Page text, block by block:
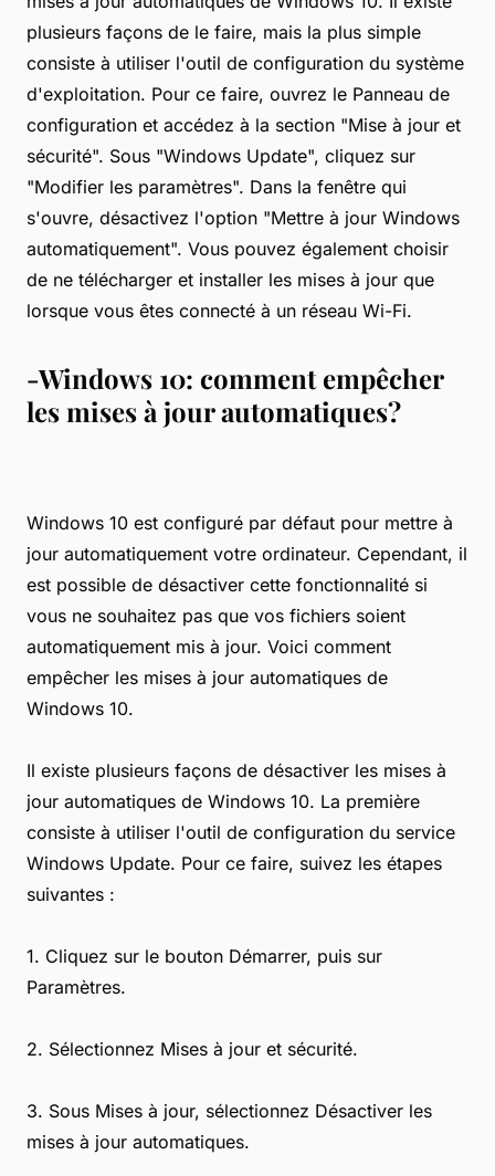
plusieurs façons de le faire, mais la plus simple
consiste à utiliser l'outil de configuration du système
d'exploitation. Pour ce faire, ouvrez le Panneau de
configuration et accédez à la section "Mise à jour et
sécurité". Sous "Windows Update", cliquez sur
"Modifier les paramètres". Dans la fenêtre qui
s'ouvre, désactivez l'option "Mettre à jour Windows
automatiquement". Vous pouvez également choisir
de ne télécharger et installer les mises à jour que
lorsque vous êtes connecté à un réseau Wi-Fi.
-Windows 10: comment empêcher
les mises à jour automatiques?
Windows 10 est configuré par défaut pour mettre à
jour automatiquement votre ordinateur. Cependant, il
est possible de désactiver cette fonctionnalité si
vous ne souhaitez pas que vos fichiers soient
automatiquement mis à jour. Voici comment
empêcher les mises à jour automatiques de
Windows 10.
Il existe plusieurs façons de désactiver les mises à
jour automatiques de Windows 10. La première
consiste à utiliser l'outil de configuration du service
Windows Update. Pour ce faire, suivez les étapes
suivantes :
1. Cliquez sur le bouton Démarrer, puis sur
Paramètres.
2. Sélectionnez Mises à jour et sécurité.
3. Sous Mises à jour, sélectionnez Désactiver les
mises à jour automatiques.